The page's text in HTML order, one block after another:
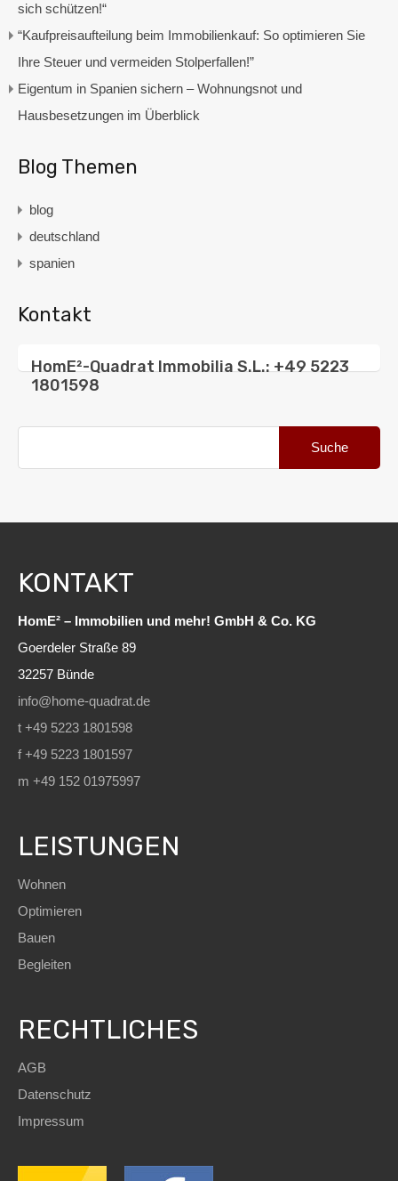
sich schützen!“
“Kaufpreisaufteilung beim Immobilienkauf: So optimieren Sie
Ihre Steuer und vermeiden Stolperfallen!”
Eigentum in Spanien sichern – Wohnungsnot und
Hausbesetzungen im Überblick
Blog Themen
blog
deutschland
spanien
Kontakt
HomE²-Quadrat Immobilia S.L.: +49 5223
1801598
KONTAKT
HomE² – Immobilien und mehr! GmbH & Co. KG
Goerdeler Straße 89
32257 Bünde
info@home-quadrat.de
t +49 5223 1801598
f +49 5223 1801597
m +49 152 01975997
LEISTUNGEN
Wohnen
Optimieren
Bauen
Begleiten
RECHTLICHES
AGB
Datenschutz
Impressum